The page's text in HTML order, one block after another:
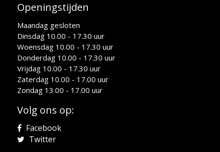
Openingstijden
Maandag gesloten
Dinsdag 10.00 - 17.30 uur
Woensdag 10.00 - 17.30 uur
Donderdag 10.00 - 17.30 uur
Vrijdag 10.00 - 17.30 uur
Zaterdag 10.00 - 17.00 uur
Zondag 13.00 - 17.00 uur
Volg ons op:
Facebook
Twitter